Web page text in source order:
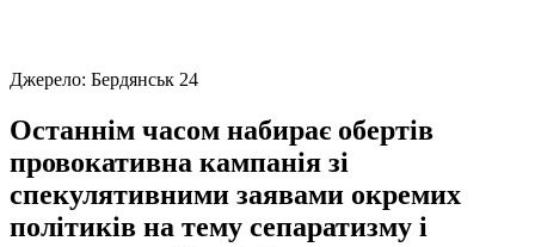
Джерело: Бердянськ 24
Останнім часом набирає обертів
провокативна кампанія зі
спекулятивними заявами окремих
політиків на тему сепаратизму і